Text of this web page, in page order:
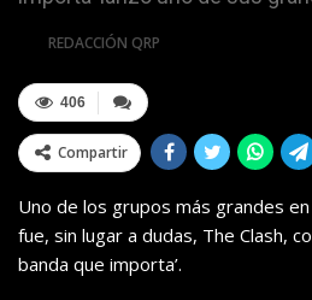
REDACCIÓN QRP
406
Compartir
Uno de los grupos más grandes
fue, sin lugar a dudas, The Clash,
banda que importa’.